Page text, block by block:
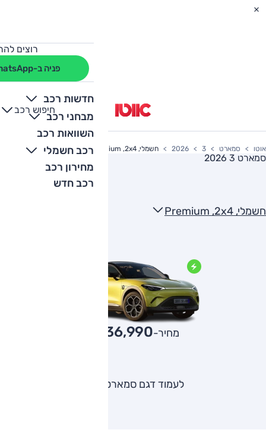
רוצים
פניה ב-WhatsApp
חדשות רכב
מבחני רכב
השוואות רכב
רכב חשמלי
מחירון רכב
רכב חדש
חיפוש רכב
+
-
אוטו סמארט 3
2026 חשמלי, Premium ,2x4
סמארט 3 2026
חשמלי, Premium ,2x4
מחיר-₪236,990
לעמוד דגם סמארט 3